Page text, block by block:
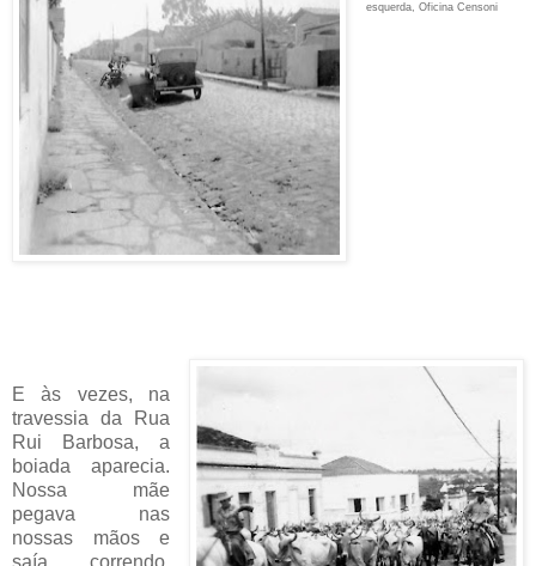
esquerda, Oficina Censoni
E às vezes, na
travessia da Rua
Rui Barbosa, a
boiada aparecia.
Nossa mãe
pegava nas
nossas mãos e